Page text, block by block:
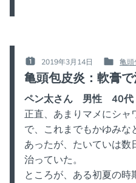
度
で
ま
し
に」”
POSTED
ON
2019年3月14日
POSTED
IN
亀頭
亀頭包皮炎：軟膏
ペン太さん 男性 40代
正直、あまりマメにシャ
で、これまでもかゆみな
あったが、たいていは数
治っていた。
ところが、ある初夏の時